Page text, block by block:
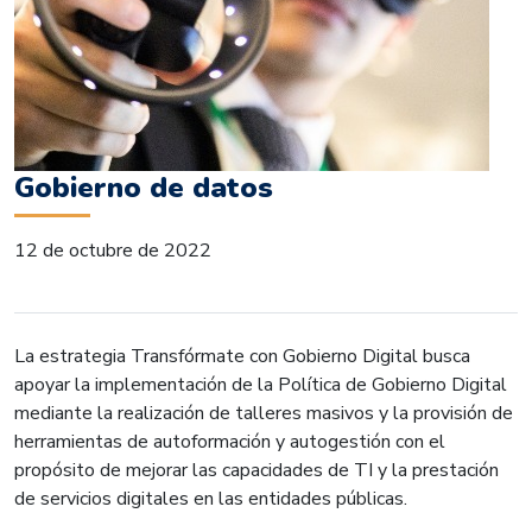
Gobierno de datos
12 de octubre de 2022
La estrategia Transfórmate con Gobierno Digital busca
apoyar la implementación de la Política de Gobierno Digital
mediante la realización de talleres masivos y la provisión de
herramientas de autoformación y autogestión con el
propósito de mejorar las capacidades de TI y la prestación
de servicios digitales en las entidades públicas.